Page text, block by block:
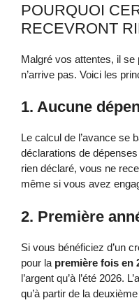
POURQUOI
RECEVRONT
Malgré vos attentes, il se
n’arrive pas. Voici les
1. Aucune
Le calcul de l’avance se
déclarations de
rien déclaré, vous ne
même si vous avez
2. Première
Si vous bénéficiez d’un
pour la première fois en
l’argent qu’à l’été 2026.
qu’à partir de la